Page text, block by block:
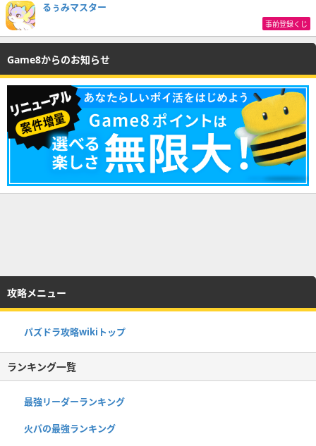
るぅみマスター
事前登録くじ
Game8からのお知らせ
攻略メニュー
パズドラ攻略wikiトップ
ランキング一覧
最強リーダーランキング
火パの最強ランキング